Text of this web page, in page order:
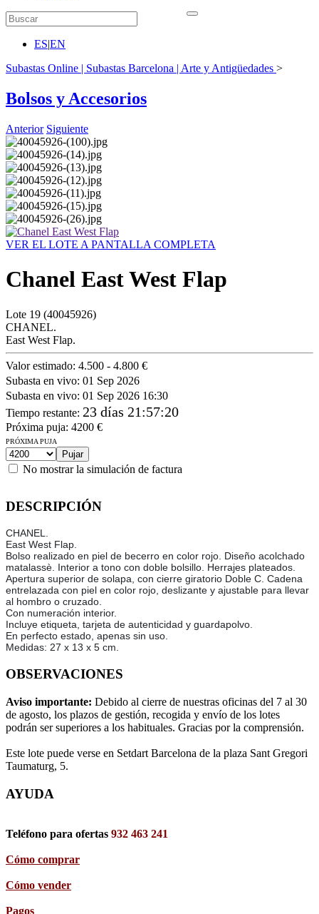
ES|EN
Subastas Online | Subastas Barcelona | Arte y Antigüedades >
Bolsos y Accesorios
Anterior Siguiente
VER EL LOTE A PANTALLA COMPLETA
Chanel East West Flap
Lote 19 (40045926)
CHANEL.
East West Flap.
Valor estimado: 4.500 - 4.800 €
Subasta en vivo: 01 Sep 2026
Subasta en vivo: 01 Sep 2026 16:30
Tiempo restante: 23 días 21:57:20
Próxima puja: 4200 €
PRÓXIMA PUJA
No mostrar la simulación de factura
DESCRIPCIÓN
CHANEL.
East West Flap.
Bolso realizado en piel de becerro en color rojo. Diseño acolchado
matalassè. Interior a tono con doble bolsillo. Herrajes plateados.
Apertura superior de solapa, con cierre giratorio Doble C. Cadena
entrelazada con piel en color rojo, deslizante y ajustable para llevar
al hombro o cruzado.
Con numeración interior.
Incluye etiqueta, tarjeta de autenticidad y guardapolvo.
En perfecto estado, apenas sin uso.
Medidas: 27 x 13 x 5 cm.
OBSERVACIONES
Aviso importante: Debido al cierre de nuestras oficinas del 7 al 30
de agosto, los plazos de gestión, recogida y envío de los lotes
podrán ser superiores a los habituales. Gracias por la comprensión.
Este lote puede verse en Setdart Barcelona de la plaza Sant Gregori
Taumaturg, 5.
AYUDA
Teléfono para ofertas 932 463 241
Cómo comprar
Cómo vender
Pagos